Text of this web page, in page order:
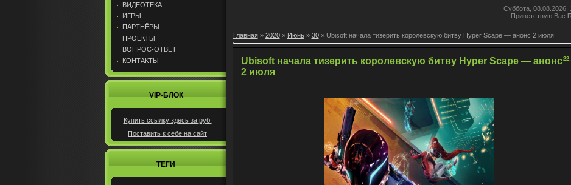
ВИДЕОТЕКА
ИГРЫ
ПАРТНЁРЫ
ПРОЕКТЫ
ВОПРОС-ОТВЕТ
КОНТАКТЫ
VIP-БЛОК
Купить ссылку здесь за руб.
Поставить к себе на сайт
ТЕГИ
Суббота, 08.08.2026,
Приветствую Вас
Главная» 2020 » Июнь » 30» Ubisoft начала тизерить королевскую битву Hyper Scape — анонс 2 июля
Ubisoft начала тизерить королевскую битву Hyper Scape — анонс
2 июля